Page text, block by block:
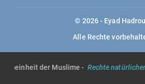
© 2026 - Eyad
Alle Rechte
der Muslime -Rechte